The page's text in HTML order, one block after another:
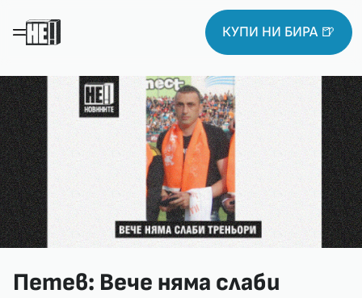
КУПИ НИ БИРА 🍺
Петев: Вече няма слаби